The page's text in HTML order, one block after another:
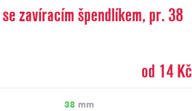
zavíracím špendlíkem, pr. 38
od 14 Kč
38 mm